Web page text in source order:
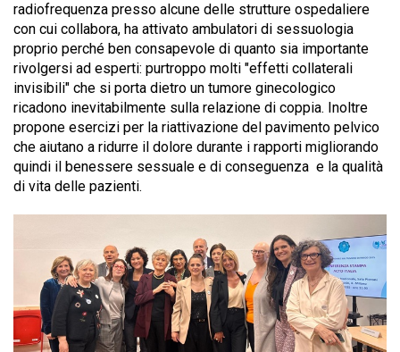
radiofrequenza presso alcune delle strutture ospedaliere
con cui collabora, ha attivato ambulatori di sessuologia
proprio perché ben consapevole di quanto sia importante
rivolgersi ad esperti: purtroppo molti "effetti collaterali
invisibili" che si porta dietro un tumore ginecologico
ricadono inevitabilmente sulla relazione di coppia. Inoltre
propone esercizi per la riattivazione del pavimento pelvico
che aiutano a ridurre il dolore durante i rapporti migliorando
quindi il benessere sessuale e di conseguenza e la qualità
di vita delle pazienti.